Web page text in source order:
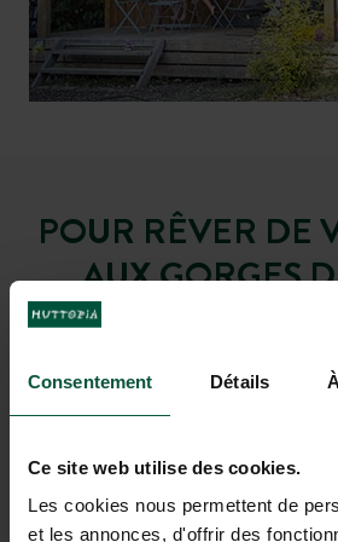
Consentement Détails
Ce site web utilise des cookies.
Les cookies nous permettent de
et les annonces, d'offrir des
canyoningau fil
Cévennes
POUR RÊVER DE
AUX GORGES